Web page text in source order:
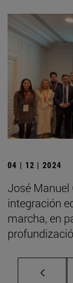
04 | 12 | 2024
José Manuel
integración
marcha, en